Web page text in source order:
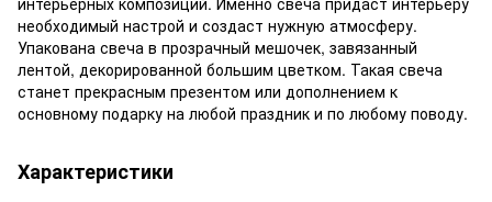
необходимый настрой и создаст нужную атмосферу.
Упакована свеча в прозрачный мешочек, завязанный
лентой, декорированной большим цветком. Такая свеча
станет прекрасным презентом или дополнением к
основному подарку на любой праздник и по любому поводу.
Характеристики